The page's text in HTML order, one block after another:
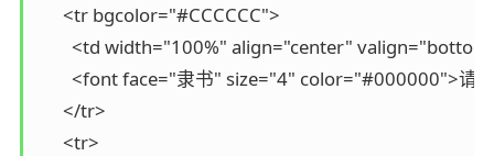
      <tr bgcolor="#CCCCCC">
<td width="100%" align="center"
<font face="隶书" size="4" color="#000000">
      </tr>
      <tr>